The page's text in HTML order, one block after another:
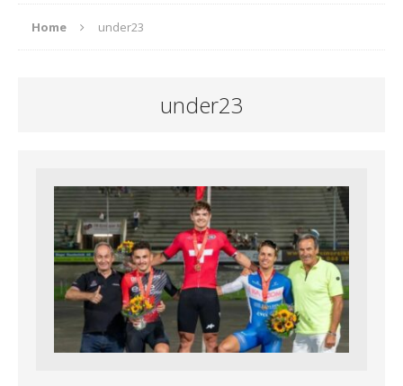
Home under23
under23